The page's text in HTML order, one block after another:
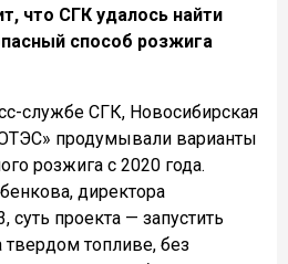
что СГК удалось найти
способ розжига
службе СГК, Новосибирская
продумывали варианты
розжига с 2020 года.
директора
проекта — запустить
топливе, без